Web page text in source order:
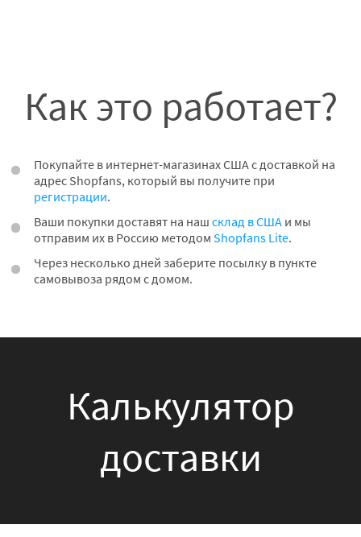
Как это работает?
Покупайте в интернет-магазинах США с доставкой на
адрес Shopfans, который вы получите при
регистрации.
Ваши покупки доставят на наш склад в США и мы
отправим их в Россию методом Shopfans Lite.
Через несколько дней заберите посылку в пункте
самовывоза рядом с домом.
Калькулятор
доставки